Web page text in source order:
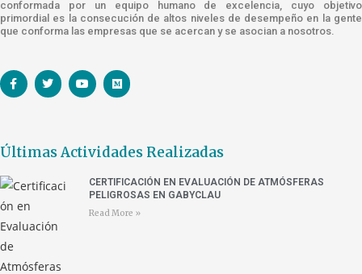
conformada por un equipo humano de excelencia, cuyo objetivo
primordial es la consecución de altos niveles de desempeño en la gente
que conforma las empresas que se acercan y se asocian a nosotros.
Últimas Actividades Realizadas
CERTIFICACIÓN EN EVALUACIÓN DE ATMÓSFERAS
PELIGROSAS EN GABYCLAU
Read More »